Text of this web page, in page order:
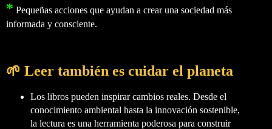
* Pequeñas acciones que ayudan a crear una sociedad más
informada y consciente.
🌱 Leer también es cuidar el planeta
Los libros pueden inspirar cambios reales. Desde el
conocimiento ambiental hasta la innovación sostenible,
la lectura es una herramienta poderosa para construir